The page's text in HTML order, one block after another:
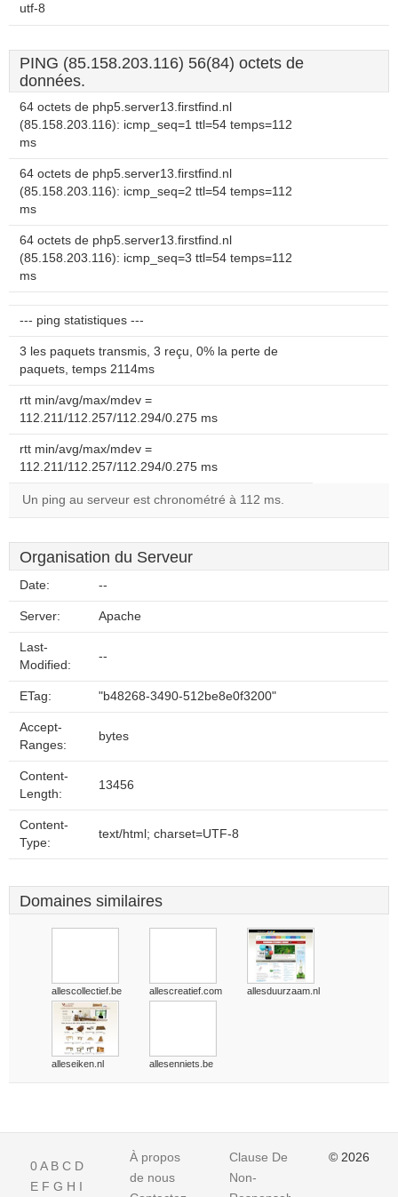
utf-8
PING (85.158.203.116) 56(84) octets de
données.
64 octets de php5.server13.firstfind.nl
(85.158.203.116): icmp_seq=1 ttl=54 temps=112
ms
64 octets de php5.server13.firstfind.nl
(85.158.203.116): icmp_seq=2 ttl=54 temps=112
ms
64 octets de php5.server13.firstfind.nl
(85.158.203.116): icmp_seq=3 ttl=54 temps=112
ms
--- ping statistiques ---
3 les paquets transmis, 3 reçu, 0% la perte de
paquets, temps 2114ms
rtt min/avg/max/mdev =
112.211/112.257/112.294/0.275 ms
rtt min/avg/max/mdev =
112.211/112.257/112.294/0.275 ms
Un ping au serveur est chronométré à 112 ms.
Organisation du Serveur
Date: --
Server: Apache
Last-
Modified:
--
ETag: "b48268-3490-512be8e0f3200"
Accept-
Ranges:
bytes
Content-
Length:
13456
Content-
Type:
text/html; charset=UTF-8
Domaines similaires
allescollectief.be allescreatief.com allesduurzaam.nl
alleseiken.nl allesenniets.be
0A B C D
E F G H I
À propos
de nous
Clause De
Non-
© 2026